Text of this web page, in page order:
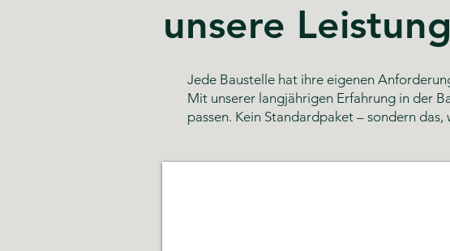
unsere
Jede Baustelle hat ihre eigenen
Mit unserer langjährigen Erfahrung in der
passen. Kein Standardpaket – sondern